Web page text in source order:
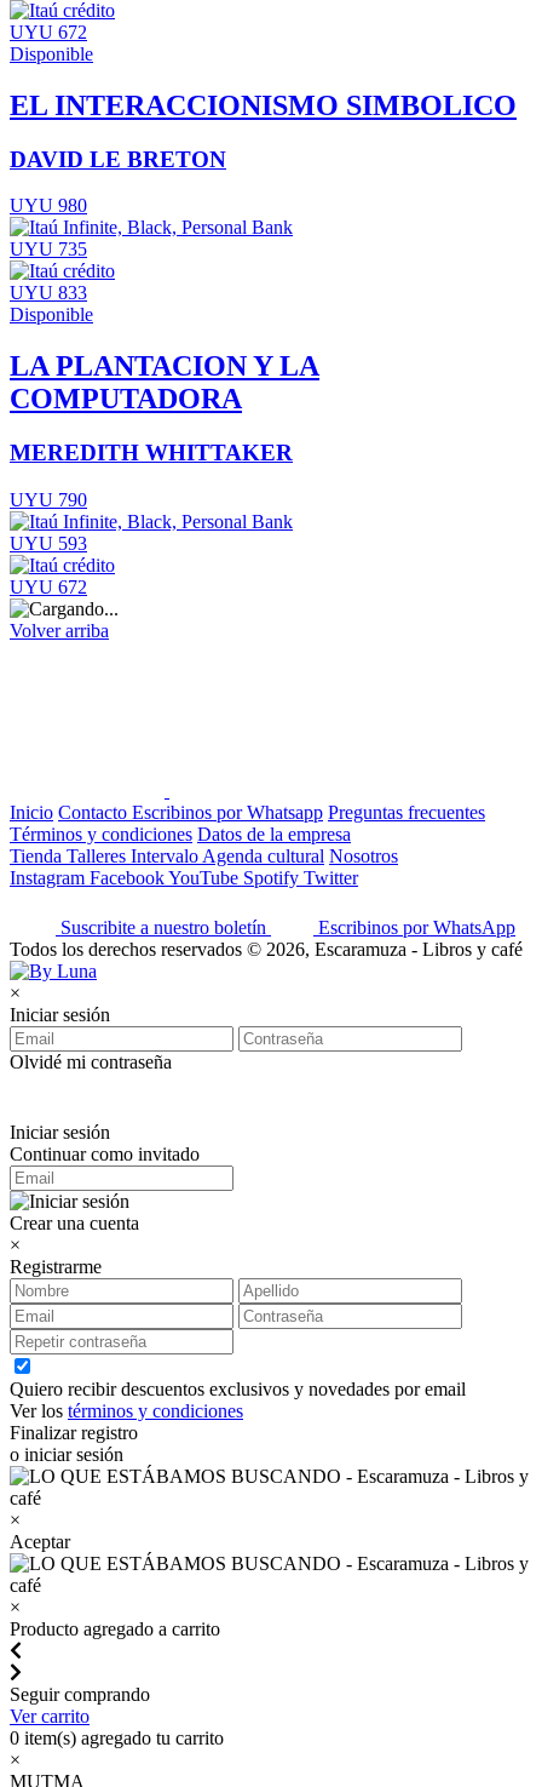
UYU 672
Disponible
EL INTERACCIONISMO SIMBOLICO
DAVID LE BRETON
UYU 980
UYU 735
UYU 833
Disponible
LA PLANTACION Y LA
COMPUTADORA
MEREDITH WHITTAKER
UYU 790
UYU 593
UYU 672
Volver arriba
Inicio Contacto Escribinos por Whatsapp Preguntas frecuentes
Términos y condiciones Datos de la empresa
Tienda Talleres Intervalo Agenda cultural Nosotros
Instagram FacebookYouTube Spotify Twitter
Suscribite a nuestro boletín
Escribinos por WhatsApp
Todos los derechos reservados © 2026, Escaramuza - Libros y café
×
Iniciar sesión
Olvidé mi contraseña
Iniciar sesión
Continuar como invitado
Crear una cuenta
×
Registrarme
Quiero recibir descuentos exclusivos y novedades por email
Ver los términos y condiciones
Finalizar registro
o iniciar sesión
×
Aceptar
×
Producto agregado a carrito
Seguir comprando
Ver carrito
0 item(s) agregado tu carrito
×
MUTMA